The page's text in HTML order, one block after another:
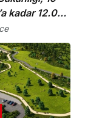
kadar 12.00-
arasında
çalışmayı